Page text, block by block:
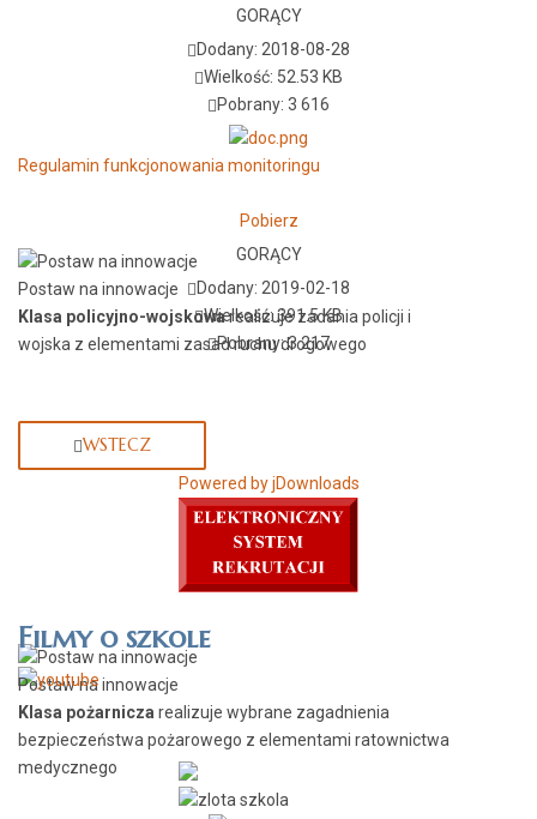
Postaw na innowacje
Klasa policyjno-wojskowarealizuje zadania policji i
wojska z elementami zasad ruchu drogowego
Postaw na innowacje
Klasa pożarnicza realizuje wybrane zagadnienia
bezpieczeństwa pożarowego z elementami ratownictwa
medycznego
GORĄCY
Dodany: 2018-08-28
Wielkość: 52.53 KB
Pobrany: 3 616
Regulamin funkcjonowania monitoringu
Pobierz
GORĄCY
Dodany: 2019-02-18
Wielkość: 391.5 KB
Pobrany: 3 217
WSTECZ
Powered by jDownloads
Filmy o szkole